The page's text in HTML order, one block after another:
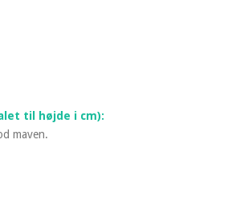
til højde i cm):
maven.